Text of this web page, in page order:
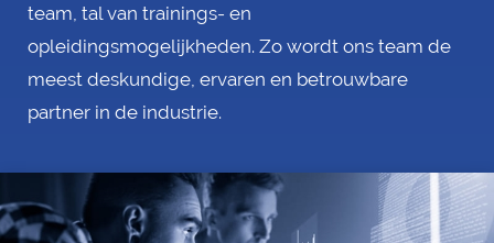
team, tal van trainings- en
opleidingsmogelijkheden. Zo wordt ons team de
meest deskundige, ervaren en betrouwbare
partner in de industrie.